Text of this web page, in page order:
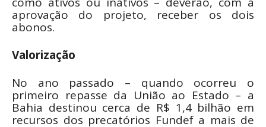
aprovação do projeto, receber os dois
abonos.
Valorização
No ano passado – quando ocorreu o
primeiro repasse da União ao Estado – a
Bahia destinou cerca de R$ 1,4 bilhão em
recursos dos precatórios Fundef a mais de